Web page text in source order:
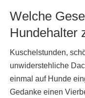
Welche
Hundehalter
Kuschelstunden,
unwiderstehliche
einmal auf Hunde
Gedanke einen